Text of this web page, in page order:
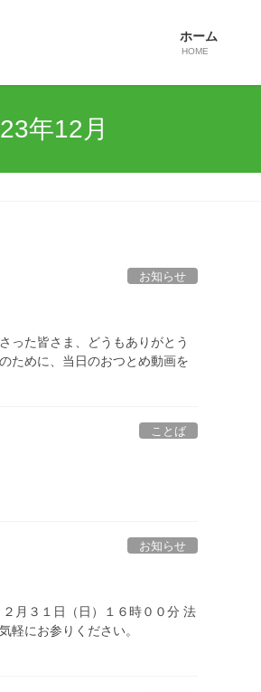
ホーム
HOME
年12月
お知らせ
った皆さま、どうもありがとう
ために、当日のおつとめ動画を
ことば
お知らせ
月３１日（日）１６時００分 法
軽にお参りください。